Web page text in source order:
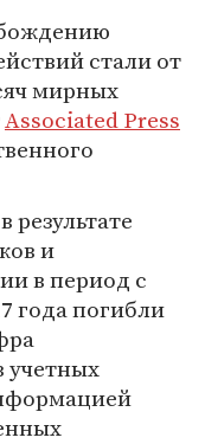
стали от
мирных
Associated Press
и
в период с
года погибли
учетных